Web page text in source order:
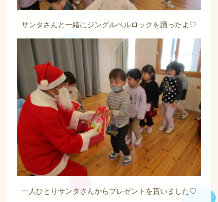
サンタさんと一緒にジングルベルロックを踊ったよ♡
一人ひとりサンタさんからプレゼントを貰いました♡